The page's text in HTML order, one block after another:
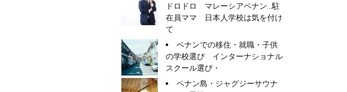
ドロドロ マレーシアペナン…駐
在員ママ 日本人学校は気を付け
て
ペナンでの移住・就職・子供
の学校選び インターナショナル
スクール選び・
ペナン島・ジャグジーサウナ